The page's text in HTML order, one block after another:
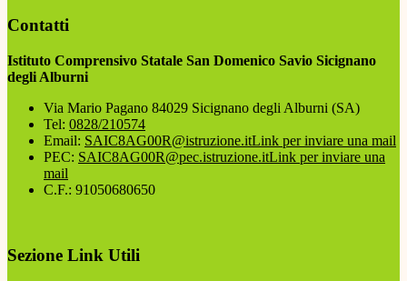
Contatti
Istituto Comprensivo Statale San Domenico Savio Sicignano
degli Alburni
Via Mario Pagano 84029 Sicignano degli Alburni (SA)
Tel: 0828/210574
Email: SAIC8AG00R@istruzione.itLink per inviare una mail
PEC: SAIC8AG00R@pec.istruzione.itLink per inviare una
mail
C.F.: 91050680650
Sezione Link Utili